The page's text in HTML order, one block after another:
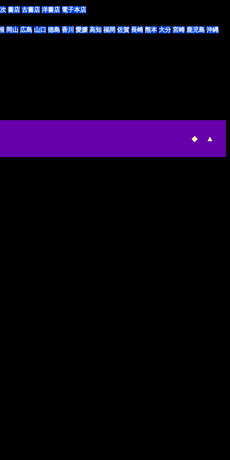
書店 古書店 洋書店 電子本店
岡山 広島 山口 徳島 香川 愛媛 高知 福岡 佐賀 長崎 熊本 大分 宮崎 鹿児島 沖縄
◆ ▲